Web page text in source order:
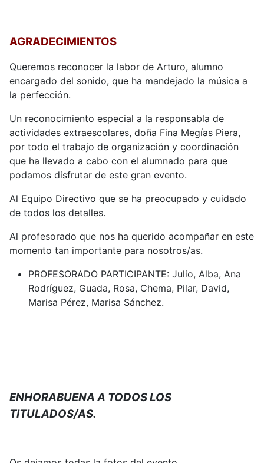
AGRADECIMIENTOS
Queremos reconocer la labor de Arturo, alumno
encargado del sonido, que ha mandejado la música a
la perfección.
Un reconocimiento especial a la responsabla de
actividades extraescolares, doña Fina Megías Piera,
por todo el trabajo de organización y coordinación
que ha llevado a cabo con el alumnado para que
podamos disfrutar de este gran evento.
Al Equipo Directivo que se ha preocupado y cuidado
de todos los detalles.
Al profesorado que nos ha querido acompañar en este
momento tan importante para nosotros/as.
PROFESORADO PARTICIPANTE: Julio, Alba, Ana
Rodríguez, Guada, Rosa, Chema, Pilar, David,
Marisa Pérez, Marisa Sánchez.
ENHORABUENA A TODOS LOS
TITULADOS/AS.